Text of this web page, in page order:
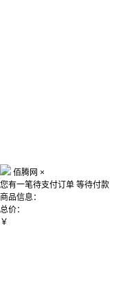
佰腾网 ×
您有一笔待支付订单 等待付款
商品信息：
总价：
￥